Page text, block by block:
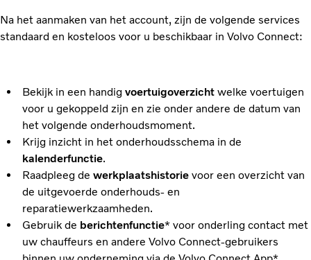
Na het aanmaken van het account, zijn de volgende services
standaard en kosteloos voor u beschikbaar in Volvo Connect:
Bekijk in een handig voertuigoverzicht welke voertuigen
voor u gekoppeld zijn en zie onder andere de datum van
het volgende onderhoudsmoment.
Krijg inzicht in het onderhoudsschema in de
kalenderfunctie.
Raadpleeg de werkplaatshistorievoor een overzicht van
de uitgevoerde onderhouds- en
reparatiewerkzaamheden.
Gebruik de berichtenfunctie* voor onderling contact met
uw chauffeurs en andere Volvo Connect-gebruikers